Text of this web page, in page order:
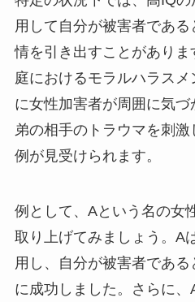
用して自分が被害者である
情を引き出すことがあり
庭におけるモラルハラス
に女性加害者が周囲に気
弟の相手のトラウマを刺
例が見受けられます。
例として、Aという名の女
取り上げてみましょう。A
用し、自分が被害者であ
に成功しました。さらに